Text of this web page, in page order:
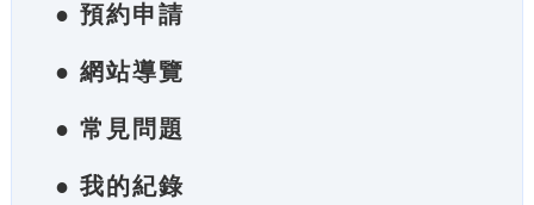
● 預約申請
● 網站導覽
● 常見問題
● 我的紀錄